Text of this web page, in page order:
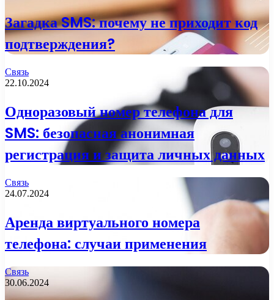
Загадка SMS: почему не приходит код
подтверждения?
Связь
22.10.2024
Одноразовый номер телефона для
SMS: безопасная анонимная
регистрация и защита личных данных
Связь
24.07.2024
Аренда виртуального номера
телефона: случаи применения
Связь
30.06.2024